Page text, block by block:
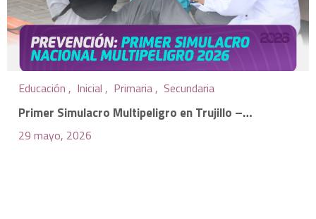
Educación , Inicial , Primaria , Secundaria
Primer Simulacro Multipeligro en Trujillo –…
29 mayo, 2026